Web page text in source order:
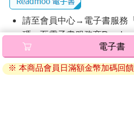
請至會員中心→電子書服務
碼』至電子書服務商
退換貨須知：
因版權保護，您在金石堂所
電子書
※ 本商品會員日滿額金幣加碼回